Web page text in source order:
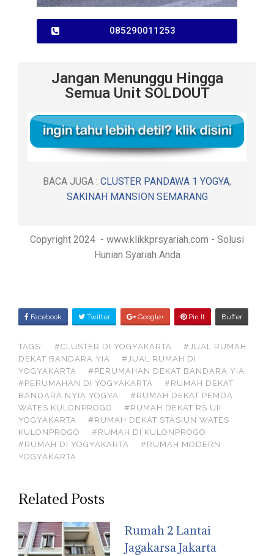
085290011253
Jangan Menunggu Hingga
Semua Unit SOLDOUT
BACA JUGA : CLUSTER PANDAWA 1 YOGYA,
SAKINAH MANSION SEMARANG
Copyright 2024 - www.klikkprsyariah.com - Solusi
Hunian Syariah Anda
A
E
O
N
Facebook Twitter Google+ Pin It Buffer
TAGS: #CLUSTER DI YOGYAKARTA
#JUAL RUMAH
DEKAT BANDARA YIA
#JUAL RUMAH DI
YOGYAKARTA
#PERUMAHAN DEKAT BANDARA YIA
#PERUMAHAN DI YOGYAKARTA
#RUMAH DEKAT
BANDARA NYIA YOGYA
#RUMAH DEKAT PEMDA
WATES KULONPROGO
#RUMAH DEKAT RS UII
YOGYAKARTA
#RUMAH DEKAT STASIUN WATES
KULONPROGO
#RUMAH DI KULONPROGO
#RUMAH DI YOGYAKARTA
#RUMAH MODERN
YOGYAKARTA
Related Posts
Rumah 2 Lantai
Jagakarsa Jakarta